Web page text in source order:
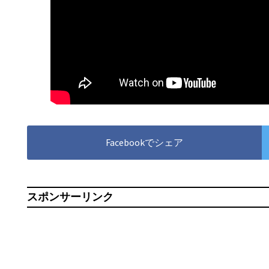
Facebookでシェア
スポンサーリンク